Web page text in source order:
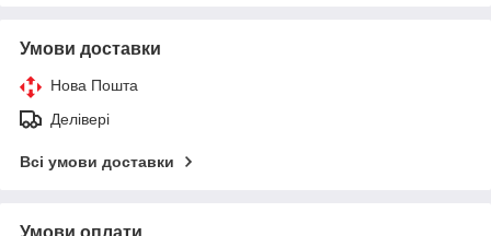
Умови доставки
Нова Пошта
Делівері
Всі умови доставки
Умови оплати